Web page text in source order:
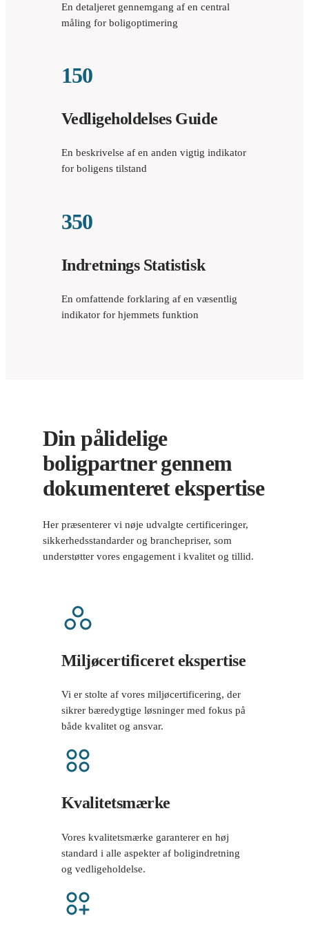
En detaljeret gennemgang af en central
måling for boligoptimering
150
Vedligeholdelses Guide
En beskrivelse af en anden vigtig indikator
for boligens tilstand
350
Indretnings Statistisk
En omfattende forklaring af en væsentlig
indikator for hjemmets funktion
Din pålidelige
boligpartner gennem
dokumenteret ekspertise
Her præsenterer vi nøje udvalgte certificeringer,
sikkerhedsstandarder og branchepriser, som
understøtter vores engagement i kvalitet og tillid.
Miljøcertificeret ekspertise
Vi er stolte af vores miljøcertificering, der
sikrer bæredygtige løsninger med fokus på
både kvalitet og ansvar.
Kvalitetsmærke
Vores kvalitetsmærke garanterer en høj
standard i alle aspekter af boligindretning
og vedligeholdelse.